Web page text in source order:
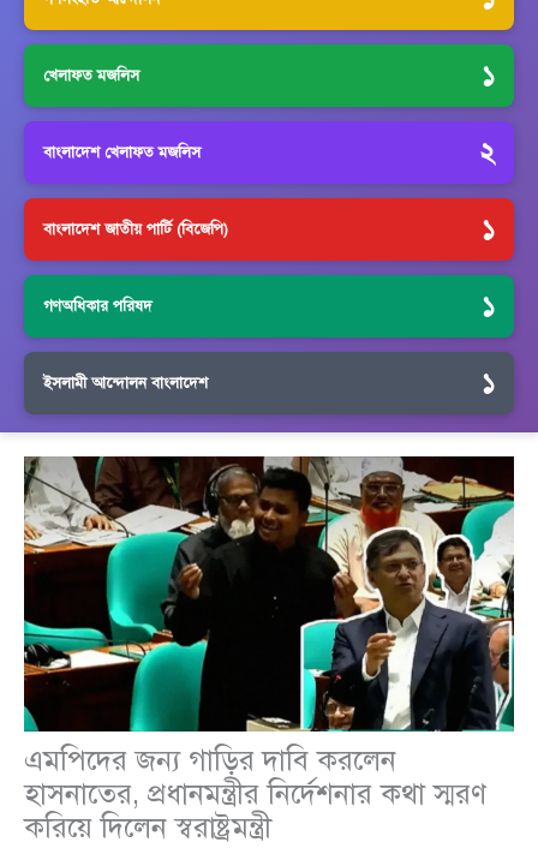
খেলাফত মজলিস ১
বাংলাদেশ খেলাফত মজলিস ২
বাংলাদেশ জাতীয় পার্টি (বিজেপি) ১
গণঅধিকার পরিষদ ১
ইসলামী আন্দোলন বাংলাদেশ ১
এমপিদের জন্য গাড়ির দাবি করলেন
হাসনাতের, প্রধানমন্ত্রীর নির্দেশনার কথা স্মরণ
করিয়ে দিলেন স্বরাষ্ট্রমন্ত্রী